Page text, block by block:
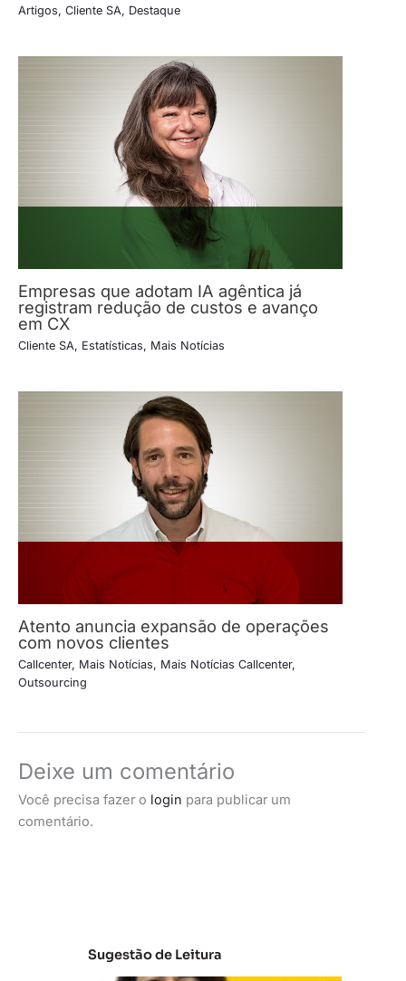
Artigos, Cliente SA, Destaque
Empresas que adotam IA agêntica já
registram redução de custos e avanço
em CX
Cliente SA, Estatísticas, Mais Notícias
Atento anuncia expansão de operações
com novos clientes
Callcenter, Mais Notícias, Mais Notícias Callcenter,
Outsourcing
Deixe um comentário
Você precisa fazer o login para publicar um
comentário.
Sugestão de Leitura